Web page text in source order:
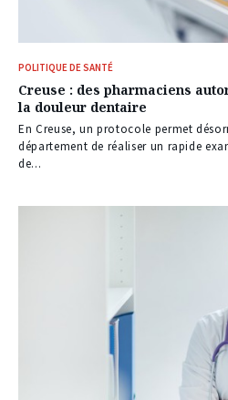
POLITIQUE DE SANTÉ
Creuse : des pharmaciens
la douleur dentaire
En Creuse, un protocole permet
département de réaliser un rapide
de...